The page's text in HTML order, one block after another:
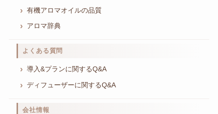
有機アロマオイルの品質
アロマ辞典
よくある質問
導入&プランに関するQ&A
ディフューザーに関するQ&A
会社情報